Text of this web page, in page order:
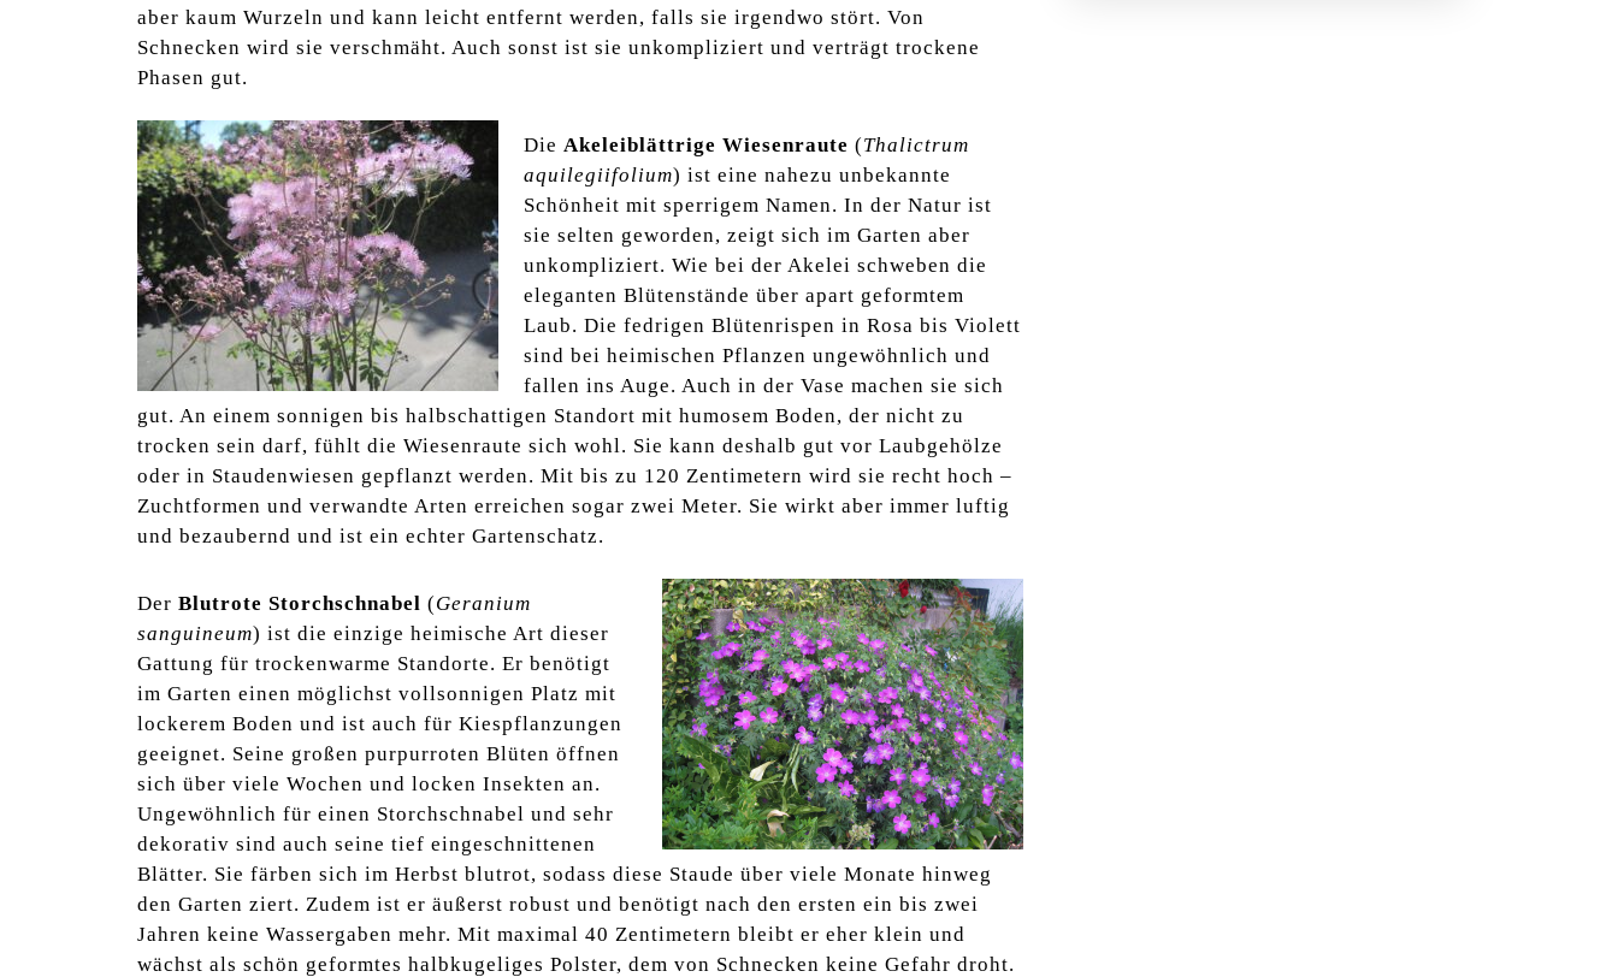
aber kaum Wurzeln und kann leicht entfernt werden, falls sie irgendwo stört. Von
Schnecken wird sie verschmäht. Auch sonst ist sie unkompliziert und verträgt trockene
Phasen gut.
Die Akeleiblättrige Wiesenraute (Thalictrum
aquilegiifolium) ist eine nahezu unbekannte
Schönheit mit sperrigem Namen. In der Natur ist
sie selten geworden, zeigt sich im Garten aber
unkompliziert. Wie bei der Akelei schweben die
eleganten Blütenstände über apart geformtem
Laub. Die fedrigen Blütenrispen in Rosa bis Violett
sind bei heimischen Pflanzen ungewöhnlich und
fallen ins Auge. Auch in der Vase machen sie sich
gut. An einem sonnigen bis halbschattigen Standort mit humosem Boden, der nicht zu
trocken sein darf, fühlt die Wiesenraute sich wohl. Sie kann deshalb gut vor Laubgehölze
oder in Staudenwiesen gepflanzt werden. Mit bis zu 120 Zentimetern wird sie recht hoch –
Zuchtformen und verwandte Arten erreichen sogar zwei Meter. Sie wirkt aber immer luftig
und bezaubernd und ist ein echter Gartenschatz.
Der Blutrote Storchschnabel (Geranium
sanguineum) ist die einzige heimische Art dieser
Gattung für trockenwarme Standorte. Er benötigt
im Garten einen möglichst vollsonnigen Platz mit
lockerem Boden und ist auch für Kiespflanzungen
geeignet. Seine großen purpurroten Blüten öffnen
sich über viele Wochen und locken Insekten an.
Ungewöhnlich für einen Storchschnabel und sehr
dekorativ sind auch seine tief eingeschnittenen
Blätter. Sie färben sich im Herbst blutrot, sodass diese Staude über viele Monate hinweg
den Garten ziert. Zudem ist er äußerst robust und benötigt nach den ersten ein bis zwei
Jahren keine Wassergaben mehr. Mit maximal 40 Zentimetern bleibt er eher klein und
wächst als schön geformtes halbkugeliges Polster, dem von Schnecken keine Gefahr droht.